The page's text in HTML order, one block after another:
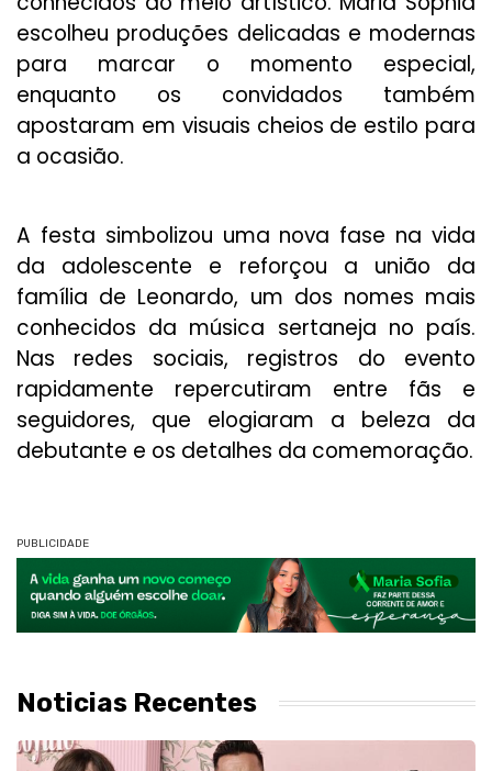
escolheu produções delicadas e modernas
para marcar o momento especial,
enquanto os convidados também
apostaram em visuais cheios de estilo para
a ocasião.
A festa simbolizou uma nova fase na vida
da adolescente e reforçou a união da
família de Leonardo, um dos nomes mais
conhecidos da música sertaneja no país.
Nas redes sociais, registros do evento
rapidamente repercutiram entre fãs e
seguidores, que elogiaram a beleza da
debutante e os detalhes da comemoração.
PUBLICIDADE
Noticias Recentes